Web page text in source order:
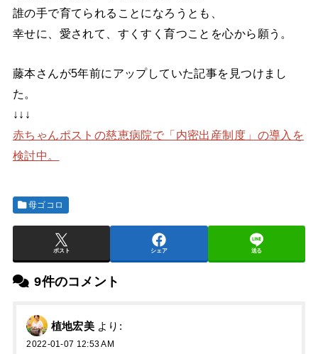
誰の手で育てられることになろうとも、
幸せに、愛されて、すくすく育つことを心から願う。
藤本さんが5年前にアップしていた記事を見つけまし
た。
↓↓↓
赤ちゃんポストの慈恵病院で「内密出産制度」の導入を
検討中。
母ゴコロ
ポスト シェア 送る
9件のコメント
植地宏美 より:
2022-01-07 12:53 AM